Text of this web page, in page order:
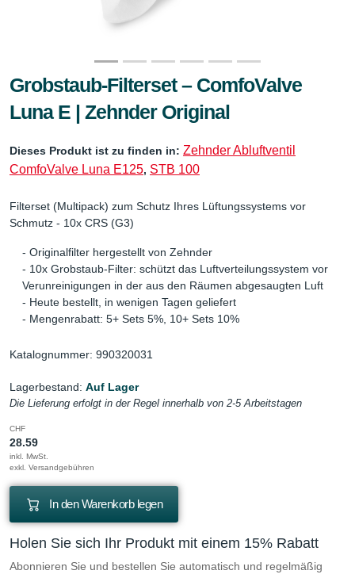
Grobstaub-Filterset – ComfoValve
Luna E | Zehnder Original
Dieses Produkt ist zu finden in: Zehnder Abluftventil
ComfoValve Luna E125, STB 100
Filterset (Multipack) zum Schutz Ihres Lüftungssystems vor
Schmutz - 10x CRS (G3)
- Originalfilter hergestellt von Zehnder
- 10x Grobstaub-Filter: schützt das Luftverteilungssystem vor
Verunreinigungen in der aus den Räumen abgesaugten Luft
- Heute bestellt, in wenigen Tagen geliefert
- Mengenrabatt: 5+ Sets 5%, 10+ Sets 10%
Katalognummer: 990320031
Lagerbestand: Auf Lager
Die Lieferung erfolgt in der Regel innerhalb von 2-5 Arbeitstagen
CHF
28.59
inkl. MwSt.
exkl. Versandgebühren
In den Warenkorb legen
Holen Sie sich Ihr Produkt mit einem 15% Rabatt
Abonnieren Sie und bestellen Sie automatisch und regelmäßig